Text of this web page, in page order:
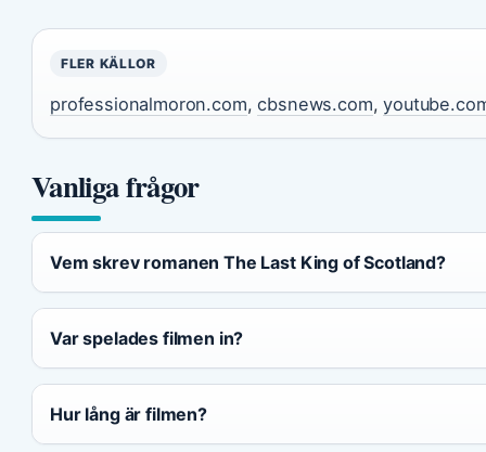
FLER KÄLLOR
professionalmoron.com,cbsnews.com,
Vanliga frågor
Vem skrev romanen The Last King of Scotland?
Var spelades filmen in?
Hur lång är filmen?